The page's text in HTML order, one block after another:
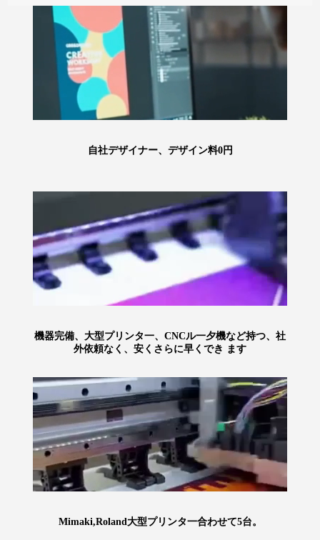
自社デザイナー、デザイン料0円
機器完備、大型プリンタ一、CNCル一夕機など持つ、社
外依頼なく、安くさらに早くでき ます
Mimaki,Roland大型プリンタ一合わせて5台。